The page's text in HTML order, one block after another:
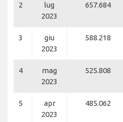
2
lug
2023
657.684
3
giu
2023
588.218
4
mag
2023
525.808
5
apr
2023
485.062